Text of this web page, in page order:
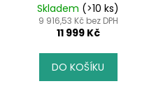
Skladem (>10 ks)
9 916,53 Kč bez DPH
11 999 Kč
DO KOŠÍKU